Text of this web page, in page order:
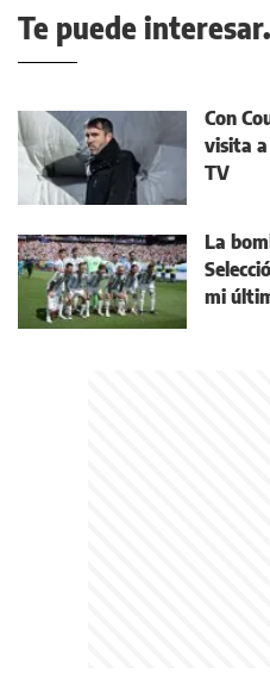
Te puede
Con
visita a
TV
La
mi